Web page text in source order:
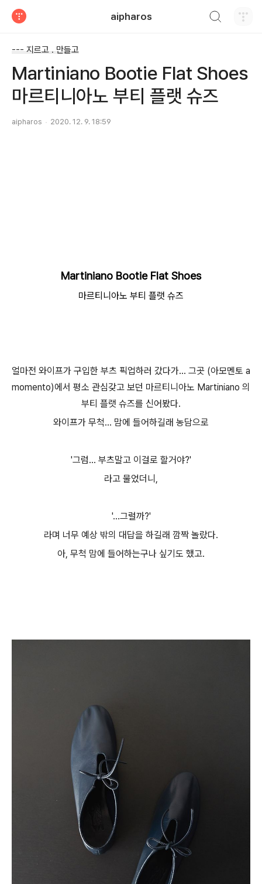
aipharos
--- 지르고 . 만들고
Martiniano Bootie Flat Shoes
마르티니아노 부티 플랫 슈즈
aipharos 2020. 12. 9. 18:59
Martiniano Bootie Flat Shoes
마르티니아노 부티 플랫 슈즈
얼마전 와이프가 구입한 부츠 픽업하러 갔다가... 그곳 (아모멘토 a
momento)에서 평소 관심갖고 보던 마르티니아노 Martiniano 의
부티 플랫 슈즈를 신어봤다.
와이프가 무척... 맘에 들어하길래 농담으로
'그럼... 부츠말고 이걸로 할거야?'
라고 물었더니,
'...그럴까?'
라며 너무 예상 밖의 대답을 하길래 깜짝 놀랐다.
아, 무척 맘에 들어하는구나 싶기도 했고.